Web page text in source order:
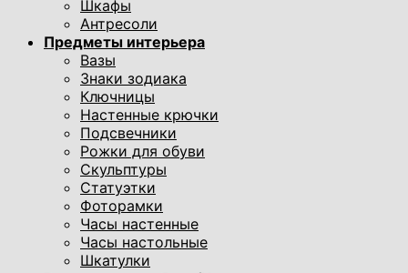
Шкафы
Антресоли
Предметы интерьера
Вазы
Знаки зодиака
Ключницы
Настенные крючки
Подсвечники
Рожки для обуви
Скульптуры
Статуэтки
Фоторамки
Часы настенные
Часы настольные
Шкатулки